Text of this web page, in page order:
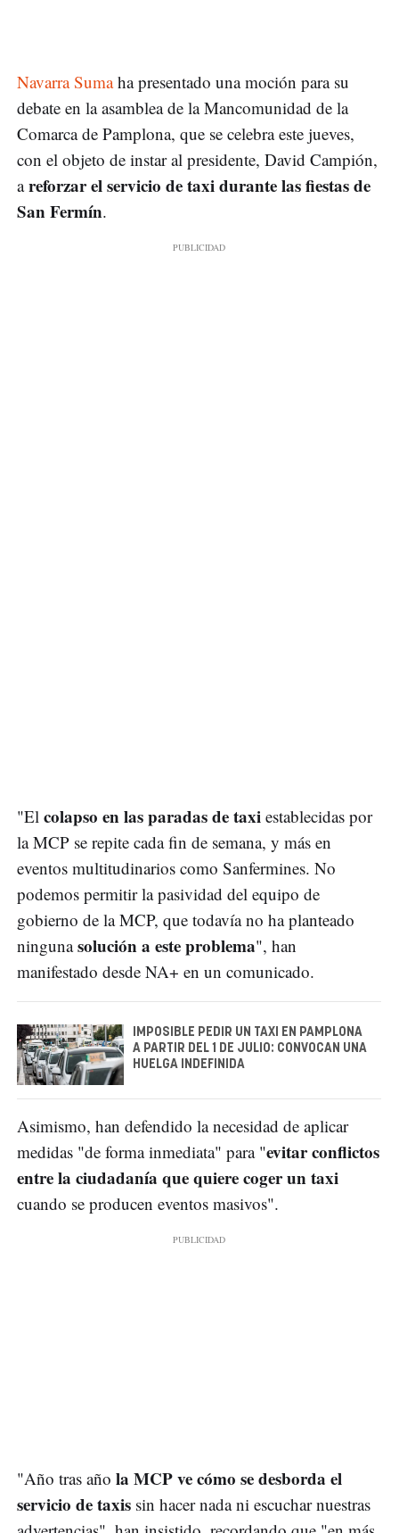
Navarra Sumaha presentado una moción para su
debate en la asamblea de la Mancomunidad de la
Comarca de Pamplona, que se celebra este jueves,
con el objeto de instar al presidente, David Campión,
areforzar el servicio de taxi durante las fiestas de
San Fermín.
"El colapso en las paradas de taxi establecidas por
la MCP se repite cada fin de semana, y más en
eventos multitudinarios como Sanfermines. No
podemos permitir la pasividad del equipo de
gobierno de la MCP, que todavía no ha planteado
ningunasolución a este problema", han
manifestado desde NA+ en un comunicado.
IMPOSIBLE PEDIR UN TAXI EN PAMPLONA
A PARTIR DEL 1 DE JULIO: CONVOCAN UNA
HUELGA INDEFINIDA
Asimismo, han defendido la necesidad de aplicar
medidas "de forma inmediata" para "evitar conflictos
entre la ciudadanía que quiere coger un taxi
cuando se producen eventos masivos".
"Año tras año la MCP ve cómo se desborda el
servicio de taxis sin hacer nada ni escuchar nuestras